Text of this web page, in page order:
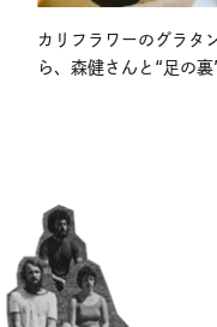
カリフラワーのグラタ
ら、森健さんと“足の